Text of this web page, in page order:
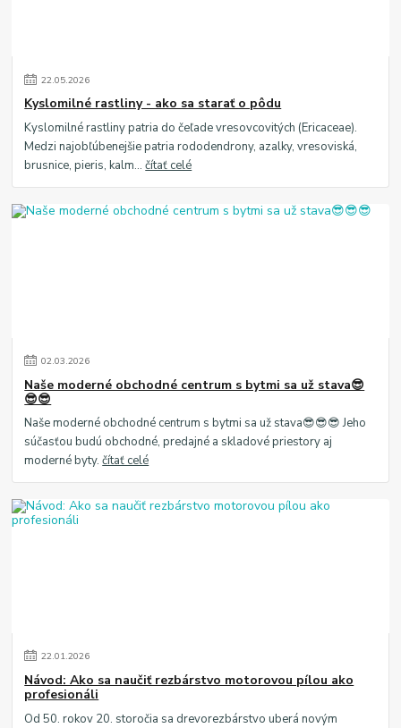
22.05.2026
Kyslomilné rastliny - ako sa starať o pôdu
Kyslomilné rastliny patria do čeľade vresovcovitých (Ericaceae).
Medzi najobľúbenejšie patria rododendrony, azalky, vresoviská,
brusnice, pieris, kalm...čítať celé
02.03.2026
Naše moderné obchodné centrum s bytmi sa už stava😎
😎😎
Naše moderné obchodné centrum s bytmi sa už stava😎😎😎 Jeho
súčasťou budú obchodné, predajné a skladové priestory aj
moderné byty.čítať celé
22.01.2026
Návod: Ako sa naučiť rezbárstvo motorovou pílou ako
profesionáli
Od 50. rokov 20. storočia sa drevorezbárstvo uberá novým